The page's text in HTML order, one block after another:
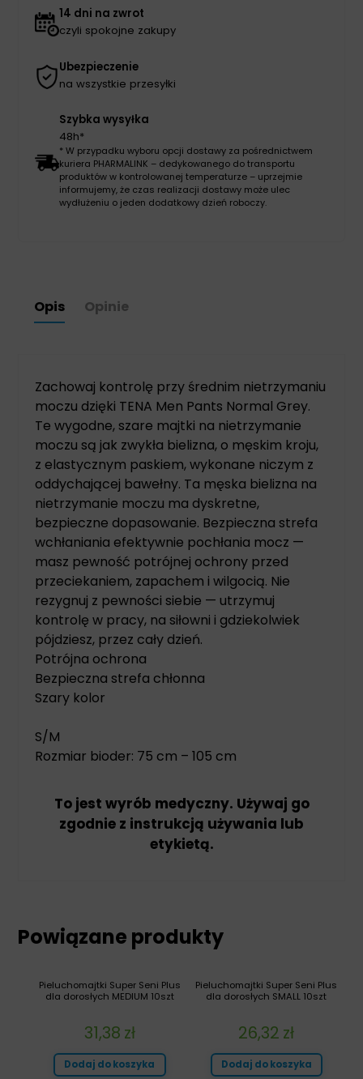
14 dni na zwrot
czyli spokojne zakupy
Ubezpieczenie
na wszystkie przesyłki
Szybka wysyłka
48h*
* W przypadku wyboru opcji dostawy za pośrednictwem
kuriera PHARMALINK – dedykowanego do transportu
produktów w kontrolowanej temperaturze – uprzejmie
informujemy, że czas realizacji dostawy może ulec
wydłużeniu o jeden dodatkowy dzień roboczy.
Opis Opinie
Zachowaj kontrolę przy średnim nietrzymaniu
moczu dzięki TENA Men Pants Normal Grey.
Te wygodne, szare majtki na nietrzymanie
moczu są jak zwykła bielizna, o męskim kroju,
z elastycznym paskiem, wykonane niczym z
oddychającej bawełny. Ta męska bielizna na
nietrzymanie moczu ma dyskretne,
bezpieczne dopasowanie. Bezpieczna strefa
wchłaniania efektywnie pochłania mocz —
masz pewność potrójnej ochrony przed
przeciekaniem, zapachem i wilgocią. Nie
rezygnuj z pewności siebie — utrzymuj
kontrolę w pracy, na siłowni i gdziekolwiek
pójdziesz, przez cały dzień.
Potrójna ochrona
Bezpieczna strefa chłonna
Szary kolor
S/M
Rozmiar bioder: 75 cm – 105 cm
To jest wyrób medyczny. Używaj go
zgodnie z instrukcją używania lub
etykietą.
Powiązane produkty
Pieluchomajtki Super Seni Plus
dla dorosłych SMALL 10szt
26,32 zł
Dodaj do koszyka
Pieluchomajtki Super Seni Plus
dla dorosłych MEDIUM 10szt
31,38 zł
Dodaj do koszyka